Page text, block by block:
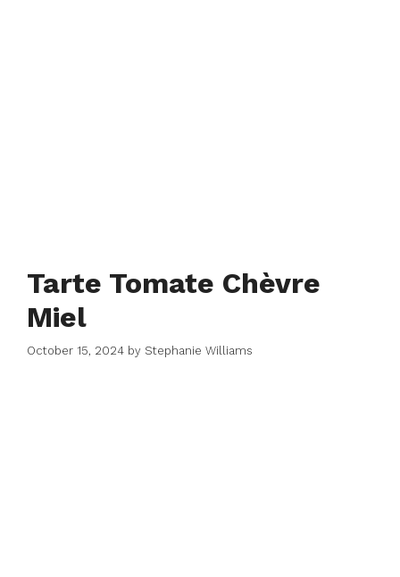
Tarte Tomate Chèvre
Miel
October 15, 2024 by Stephanie Williams